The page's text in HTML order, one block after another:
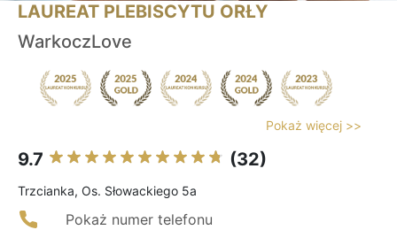
LAUREAT PLEBISCYTU ORŁY
WarkoczLove
Pokaż więcej >>
9.7 (32)
Trzcianka, Os. Słowackiego 5a
Pokaż numer telefonu